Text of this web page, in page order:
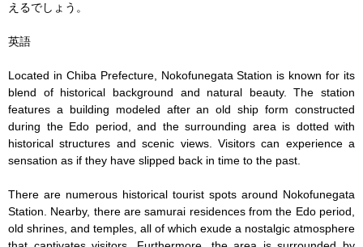
えるでしょう。
英語
Located in Chiba Prefecture, Nokofunegata Station is known for its
blend of historical background and natural beauty. The station
features a building modeled after an old ship form constructed
during the Edo period, and the surrounding area is dotted with
historical structures and scenic views. Visitors can experience a
sensation as if they have slipped back in time to the past.
There are numerous historical tourist spots around Nokofunegata
Station. Nearby, there are samurai residences from the Edo period,
old shrines, and temples, all of which exude a nostalgic atmosphere